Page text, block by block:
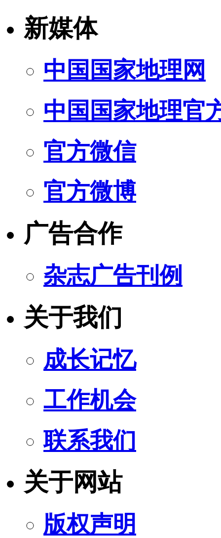
新媒体
中国国家地理网
中国国家地理官
官方微信
官方微博
广告合作
杂志广告刊例
关于我们
成长记忆
工作机会
联系我们
关于网站
版权声明